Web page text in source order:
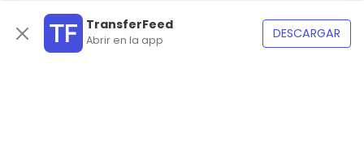
TransferFeed
Abrir en la app DESCARGAR